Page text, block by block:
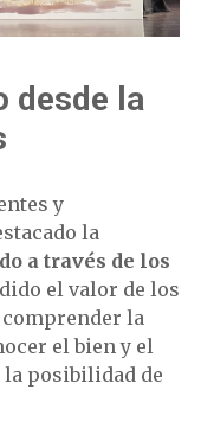
desde la
y
la
a través de los
el valor de los
la
el bien y el
posibilidad de